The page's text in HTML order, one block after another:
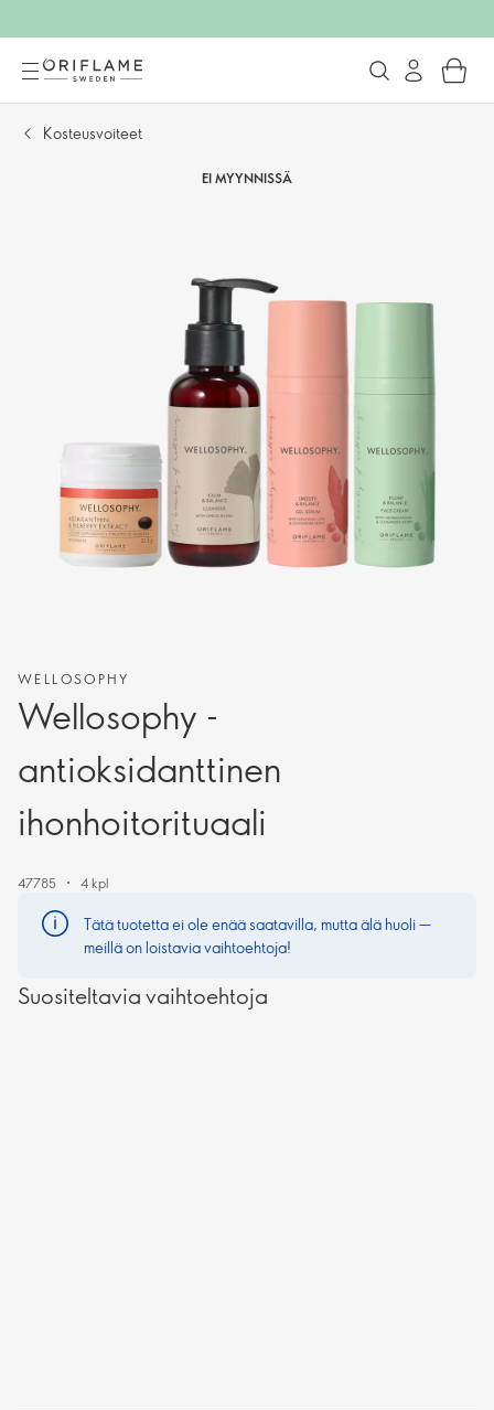
Kosteusvoiteet
EI MYYNNISSÄ
WELLOSOPHY
Wellosophy -
antioksidanttinen
ihonhoitorituaali
47785 4 kpl
Tätä tuotetta ei ole enää saatavilla, mutta älä huoli —
meillä on loistavia vaihtoehtoja!
Suositeltavia vaihtoehtoja